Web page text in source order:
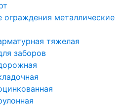
металлические
тяжелая
заборов